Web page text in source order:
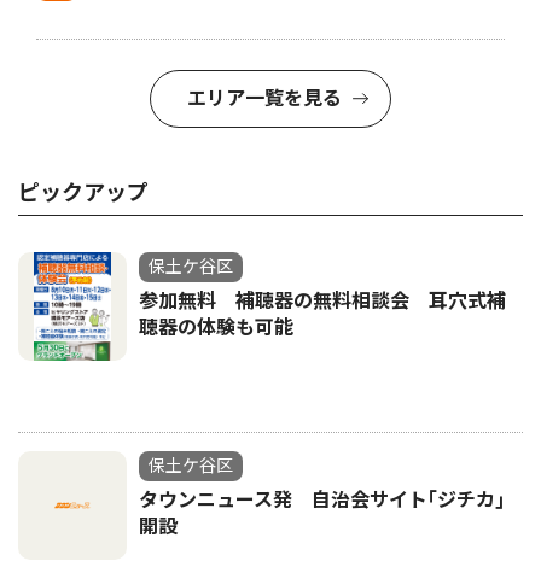
エリア一覧を見る
ピックアップ
保土ケ谷区
参加無料 補聴器の無料相談会 耳穴式補
聴器の体験も可能
保土ケ谷区
タウンニュース発 自治会サイト｢ジチカ｣
開設